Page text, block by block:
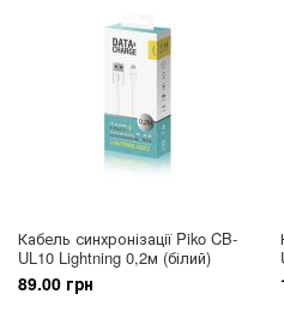
Кабель синхронізації Piko CB-
UL10 Lightning 0,2м (білий)
89.00 грн